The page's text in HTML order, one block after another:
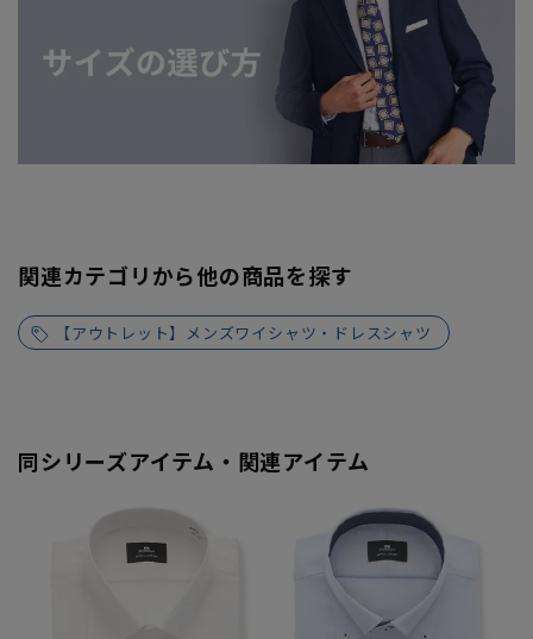
関連カテゴリから他の商品を探す
【アウトレット】メンズワイシャツ・ドレスシャツ
同シリーズアイテム・関連アイテム